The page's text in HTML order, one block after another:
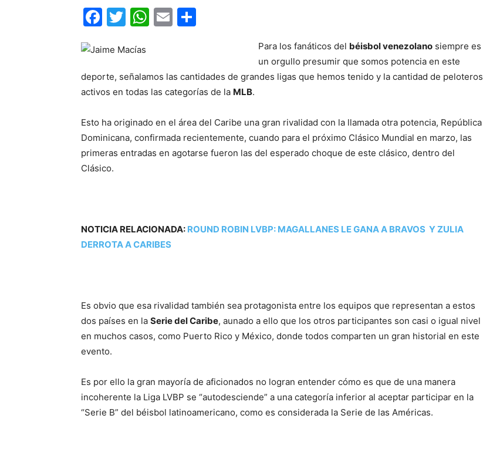
Facebook
Twitter
WhatsApp
Email
Para los fanáticos del béisbol venezolano siempre es
un orgullo presumir que somos potencia en este
deporte, señalamos las cantidades de grandes ligas que hemos tenido y la cantidad de peloteros
activos en todas las categorías de la MLB.
Esto ha originado en el área del Caribe una gran rivalidad con la llamada otra potencia, República
Dominicana, confirmada recientemente, cuando para el próximo Clásico Mundial en marzo, las
primeras entradas en agotarse fueron las del esperado choque de este clásico, dentro del
Clásico.
NOTICIA RELACIONADA: ROUND ROBIN LVBP: MAGALLANES LE GANA A BRAVOS Y ZULIA
DERROTA A CARIBES
Es obvio que esa rivalidad también sea protagonista entre los equipos que representan a estos
dos países en la Serie del Caribe, aunado a ello que los otros participantes son casi o igual nivel
en muchos casos, como Puerto Rico y México, donde todos comparten un gran historial en este
evento.
Es por ello la gran mayoría de aficionados no logran entender cómo es que de una manera
incoherente la Liga LVBP se “autodesciende” a una categoría inferior al aceptar participar en la
“Serie B” del béisbol latinoamericano, como es considerada la Serie de las Américas.